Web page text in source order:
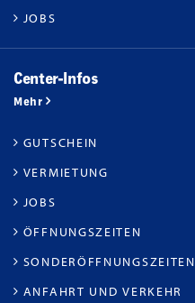
JOBS
Center-Infos
Mehr
GUTSCHEIN
VERMIETUNG
JOBS
ÖFFNUNGSZEITEN
SONDERÖFFNUNGSZEITEN
ANFAHRT UND VERKEHR